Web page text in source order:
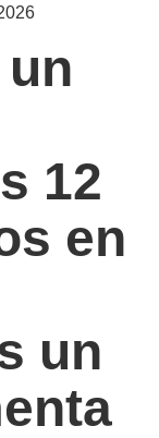
12
en
un